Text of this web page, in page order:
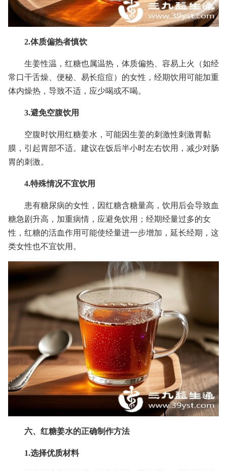
2.体质偏热者慎饮
生姜性温，红糖也属温热，体质偏热、容易上火（如经
常口干舌燥、便秘、易长痘痘）的女性，经期饮用可能加重
体内燥热，导致不适，应少喝或不喝。
3.避免空腹饮用
空腹时饮用红糖姜水，可能因生姜的刺激性刺激胃黏
膜，引起胃部不适。建议在饭后半小时左右饮用，减少对肠
胃的刺激。
4.特殊情况不宜饮用
患有糖尿病的女性，因红糖含糖量高，饮用后会导致血
糖急剧升高，加重病情，应避免饮用；经期经量过多的女
性，红糖的活血作用可能使经量进一步增加，延长经期，这
类女性也不宜饮用。
六、红糖姜水的正确制作方法
1.选择优质材料